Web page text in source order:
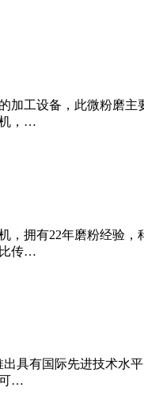
加工设备，此微粉磨
，…
，拥有22年磨粉经验
传…
具有国际先进技术水
可…